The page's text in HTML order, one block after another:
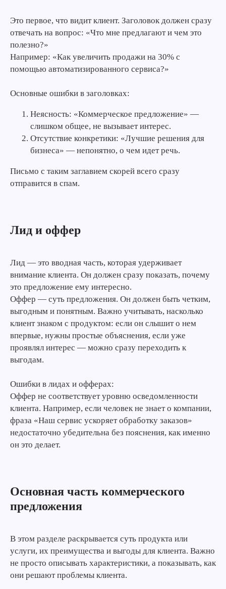
Это первое, что видит клиент. Заголовок должен сразу
отвечать на вопрос: «Что мне предлагают и чем это
полезно?»
Например: «Как увеличить продажи на 30% с
помощью автоматизированного сервиса?»
Основные ошибки в заголовках:
Неясность: «Коммерческое предложение» —
слишком общее, не вызывает интерес.
Отсутствие конкретики: «Лучшие решения для
бизнеса» — непонятно, о чем идет речь.
Письмо с таким заглавием скорей всего сразу
отправится в спам.
Лид и оффер
Лид — это вводная часть, которая удерживает
внимание клиента. Он должен сразу показать, почему
это предложение ему интересно.
Оффер — суть предложения. Он должен быть четким,
выгодным и понятным. Важно учитывать, насколько
клиент знаком с продуктом: если он слышит о нем
впервые, нужны простые объяснения, если уже
проявлял интерес — можно сразу переходить к
выгодам.
Ошибки в лидах и офферах:
Оффер не соответствует уровню осведомленности
клиента. Например, если человек не знает о компании,
фраза «Наш сервис ускоряет обработку заказов»
недостаточно убедительна без пояснения, как именно
он это делает.
Основная часть коммерческого
предложения
В этом разделе раскрывается суть продукта или
услуги, их преимущества и выгоды для клиента. Важно
не просто описывать характеристики, а показывать, как
они решают проблемы клиента.